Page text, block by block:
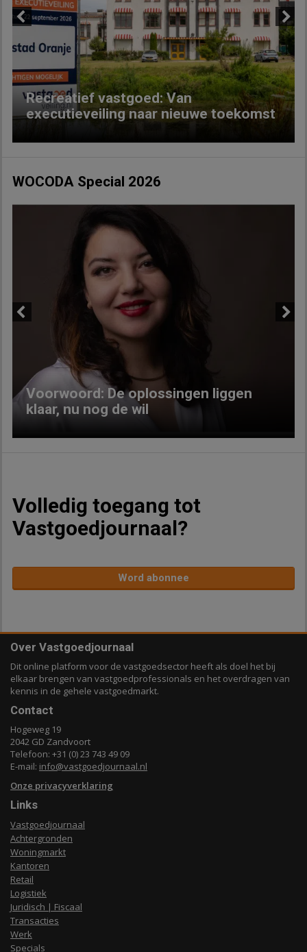
Recreatief vastgoed: Van
executieveiling naar nieuwe toekomst
Next
WOCODA Special 2026
Voorwoord: De oplossingen liggen
klaar, nu nog de wil
Volledig toegang tot
Vastgoedjournaal?
Word abonnee
Over Vastgoedjournaal
Dit online platform voor de vastgoedsector heeft als doel het bij
elkaar brengen van vastgoedprofessionals en het overdragen van
kennis in de gehele vastgoedmarkt.
Contact
Hogeweg 19
2042 GD Zandvoort
Telefoon: +31 (0) 23 743 49 09
E-mail: info@vastgoedjournaal.nl
Onze privacyverklaring
Links
Vastgoedjournaal
Achtergronden
Woningmarkt
Kantoren
Retail
Logistiek
Juridisch | Fiscaal
Transacties
Werk
Specials